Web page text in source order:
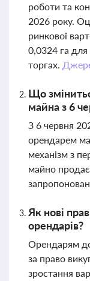
роботи та
2026 року.
ринкової
0,0324 га
торгах.
Що
майна з 6
З 6 червня
орендарем
механізм з
майно
Як нові
орендарів?
Орендарям
за право
зростання